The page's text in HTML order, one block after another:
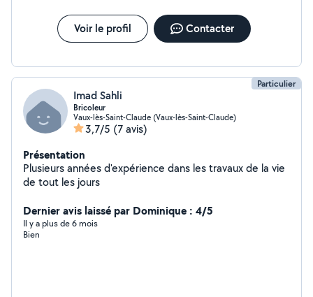
Voir le profil Contacter
Particulier
Imad Sahli
Bricoleur
Vaux-lès-Saint-Claude (Vaux-lès-Saint-Claude)
3,7/5 (7 avis)
Présentation
Plusieurs années d'expérience dans les travaux de la vie
de tout les jours
Dernier avis laissé par Dominique : 4/5
Il y a plus de 6 mois
Bien